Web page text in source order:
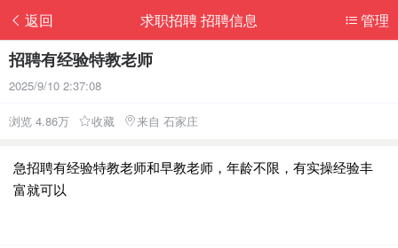
返回 管理
求职招聘 招聘信息
招聘有经验特教老师
2025/9/10 2:37:08
浏览 4.86万 收藏 来自 石家庄
急招聘有经验特教老师和早教老师，年龄不限，有实操经验丰
富就可以